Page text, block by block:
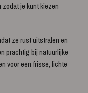
zodat je kunt kiezen
ze rust uitstralen en
prachtig bij natuurlijke
voor een frisse, lichte